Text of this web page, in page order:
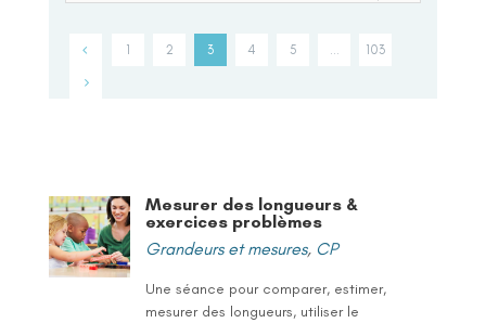
1 2 3 4 5 103
Mesurer des longueurs &
exercices problèmes
Grandeurs et mesures, CP
Une séance pour comparer, estimer,
mesurer des longueurs, utiliser le